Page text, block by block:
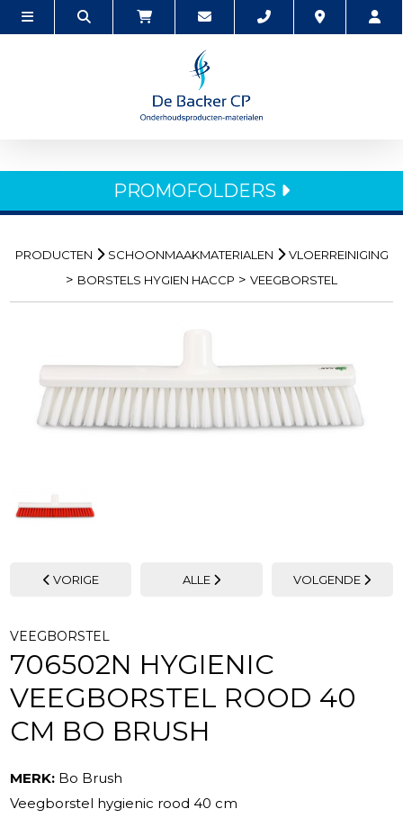
PROMOFOLDERS
PRODUCTEN SCHOONMAAKMATERIALEN VLOERREINIGING
> BORSTELS HYGIEN HACCP > VEEGBORSTEL
VORIGE ALLE VOLGENDE
VEEGBORSTEL
706502N HYGIENIC
VEEGBORSTEL ROOD 40
CM BO BRUSH
MERK: Bo Brush
Veegborstel hygienic rood 40 cm